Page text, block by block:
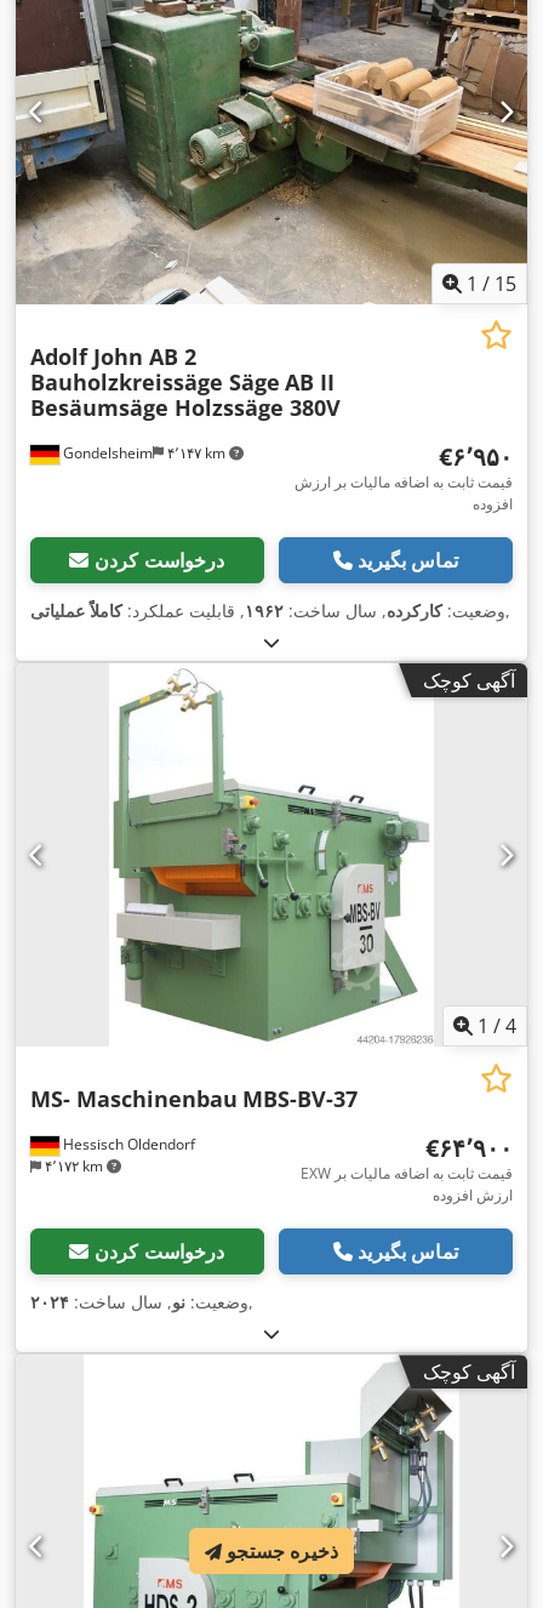
1 / 15
Gondelsheim ۴٬۱۴۷ km
Adolf John AB 2
Bauholzkreissäge Säge AB II
Besäumsäge Holzssäge 380V
‎€۶٬۹۵۰
قیمت ثابت به اضافه مالیات بر ارزش
افزوده
درخواست کردن تماس بگیرید
وضعیت:کارکرده, سال ساخت: ۱۹۶۲, قابلیت عملکرد:کاملاً عملیاتی ,
آگهی کوچک
1 /4
Hessisch Oldendorf
۴٬۱۷۲ km
MS- Maschinenbau MBS-BV-37
‎€۶۴٬۹۰۰
EXW قیمت ثابت به اضافه مالیات بر
ارزش افزوده
درخواست کردن تماس بگیرید
وضعیت: نو, سال ساخت: ۲۰۲۴ ,
آگهی کوچک
ذخیره جستجو